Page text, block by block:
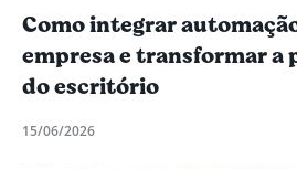
Como integrar
empresa e transformar
do escritório
15/06/2026